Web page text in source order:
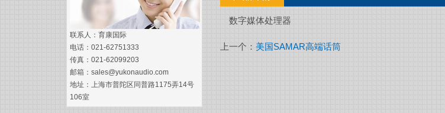
数字媒体处理器
上一个：美国SAMAR高端话筒
联系人：育康国际
电话：021-62751333
传真：021-62099203
邮箱：sales@yukonaudio.com
地址：上海市普陀区同普路1175弄14号
106室